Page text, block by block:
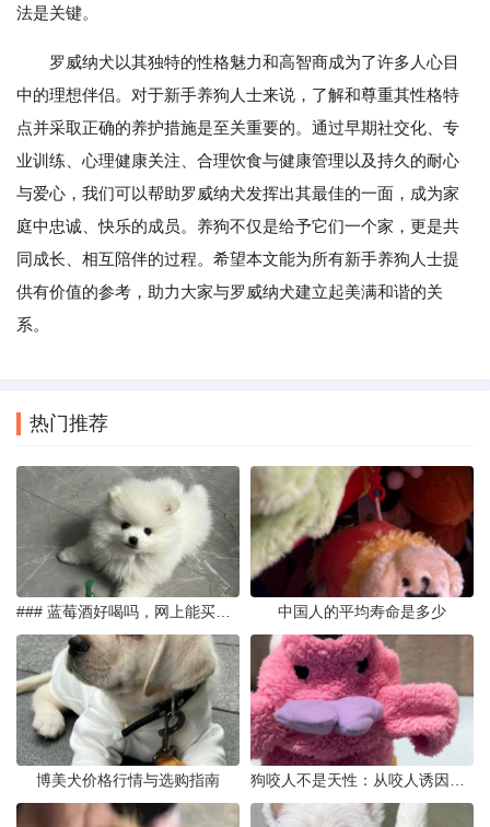
法是关键。
罗威纳犬以其独特的性格魅力和高智商成为了许多人心目
中的理想伴侣。对于新手养狗人士来说，了解和尊重其性格特
点并采取正确的养护措施是至关重要的。通过早期社交化、专
业训练、心理健康关注、合理饮食与健康管理以及持久的耐心
与爱心，我们可以帮助罗威纳犬发挥出其最佳的一面，成为家
庭中忠诚、快乐的成员。养狗不仅是给予它们一个家，更是共
同成长、相互陪伴的过程。希望本文能为所有新手养狗人士提
供有价值的参考，助力大家与罗威纳犬建立起美满和谐的关
系。
热门推荐
中国人的平均寿命是多少
博美犬价格行情与选购指南